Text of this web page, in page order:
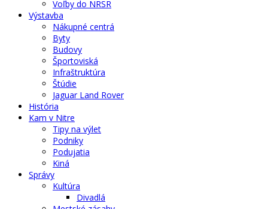
Voľby do NRSR
Výstavba
Nákupné centrá
Byty
Budovy
Športoviská
Infraštruktúra
Štúdie
Jaguar Land Rover
História
Kam v Nitre
Tipy na výlet
Podniky
Podujatia
Kiná
Správy
Kultúra
Divadlá